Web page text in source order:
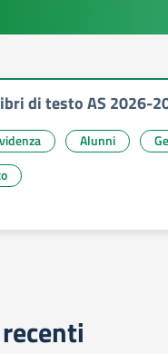
di testo AS 2026-
Alunni